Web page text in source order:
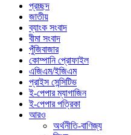
প্রচ্ছদ
জাতীয়
ব্যাংক সংবাদ
বীমা সংবাদ
পুঁজিবাজার
কোম্পানি প্রোফাইল
এজিএম/ইজিএম
প্রাইস সেন্সিটিভ
ই-পেপার ম্যাগাজিন
ই-পেপার পত্রিকা
আরও
অর্থনীতি-বাণিজ্য